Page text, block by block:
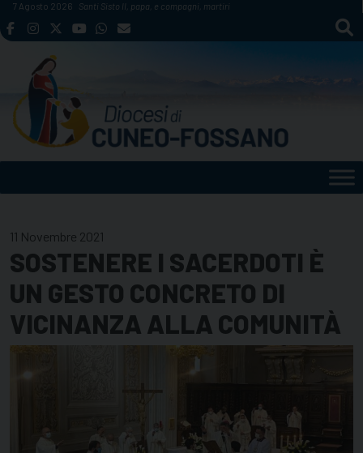
Skip
to
7 Agosto 2026 Santi Sisto II, papa, e compagni, martiri
11 Novembre 2021
SOSTENERE I SACERDOTI È
UN GESTO CONCRETO DI
VICINANZA ALLA COMUNITÀ